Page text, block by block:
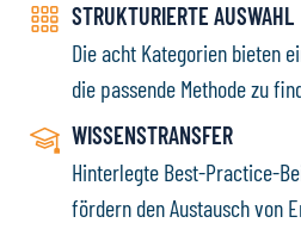
STRUKTURIERTE AUSWAHL
Die acht Kategorien bieten
die passende Methode zu
WISSENSTRANSFER
Hinterlegte Best-Practice-
fördern den Austausch von